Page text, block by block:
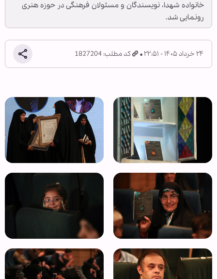
خانواده شهدا، نویسندگان و مسئولان فرهنگی در حوزه هنری
رونمایی شد.
۲۴ خرداد ۱۴۰۵ - ۲۲:۵۱ کد مطلب: 1827204